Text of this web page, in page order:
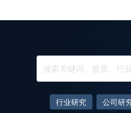
行业研究 公司研